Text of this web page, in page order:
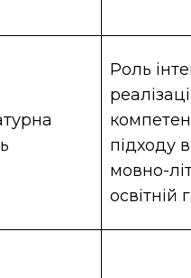
Роль
підходу
мовно-
освітній